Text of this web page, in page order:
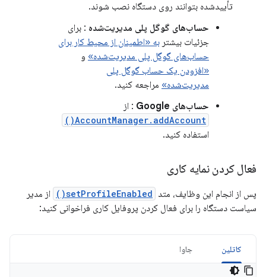
تأییدشده بتوانند روی دستگاه نصب شوند.
حساب‌های گوگل پلی مدیریت‌شده : برای
جزئیات بیشتر به «اطمینان از محیط کار برای
حساب‌های گوگل پلی مدیریت‌شده» و
«افزودن یک حساب گوگل پلی
مدیریت‌شده» مراجعه کنید.
حساب‌های Google
: از
AccountManager.addAccount()
استفاده کنید.
فعال کردن نمایه کاری
پس از انجام این وظایف، متد setProfileEnabled()
از مدیر
سیاست دستگاه را برای فعال کردن پروفایل کاری فراخوانی کنید:
کاتلین جاوا